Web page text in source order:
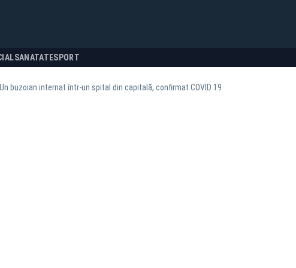
SANATATESPORT
Un buzoian internat într-un spital din capitală, confirmat COVID 19